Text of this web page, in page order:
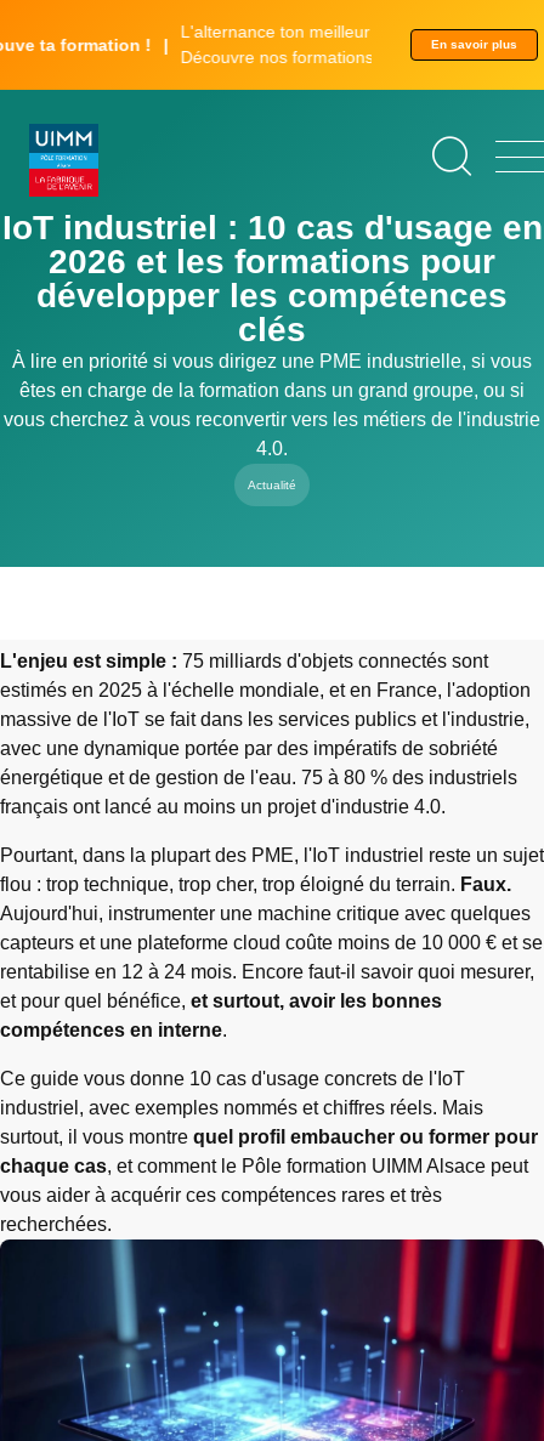
au
!
L'alternance ton meilleur tremplin.
Découvre nos formations.
En savoir plus
Actualité
IoT industriel : 10 cas d'usage en
2026 et les formations pour
développer les compétences
clés
À lire en priorité si vous dirigez une PME industrielle, si vous
êtes en charge de la formation dans un grand groupe, ou si
vous cherchez à vous reconvertir vers les métiers de l'industrie
4.0.
L'enjeu est simple : 75 milliards d'objets connectés sont
estimés en 2025 à l'échelle mondiale, et en France, l'adoption
massive de l'IoT se fait dans les services publics et l'industrie,
avec une dynamique portée par des impératifs de sobriété
énergétique et de gestion de l'eau. 75 à 80 % des industriels
français ont lancé au moins un projet d'industrie 4.0.
Pourtant, dans la plupart des PME, l'IoT industriel reste un sujet
flou : trop technique, trop cher, trop éloigné du terrain. Faux.
Aujourd'hui, instrumenter une machine critique avec quelques
capteurs et une plateforme cloud coûte moins de 10 000 € et se
rentabilise en 12 à 24 mois. Encore faut-il savoir quoi mesurer,
et pour quel bénéfice, et surtout, avoir les bonnes
compétences en interne.
Ce guide vous donne 10 cas d'usage concrets de l'IoT
industriel, avec exemples nommés et chiffres réels. Mais
surtout, il vous montre quel profil embaucher ou former pour
chaque cas, et comment le Pôle formation UIMM Alsace peut
vous aider à acquérir ces compétences rares et très
recherchées.